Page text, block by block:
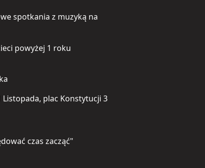
spotkania z muzyką na
powyżej 1 roku
plac Konstytucji 3
czas zacząć"